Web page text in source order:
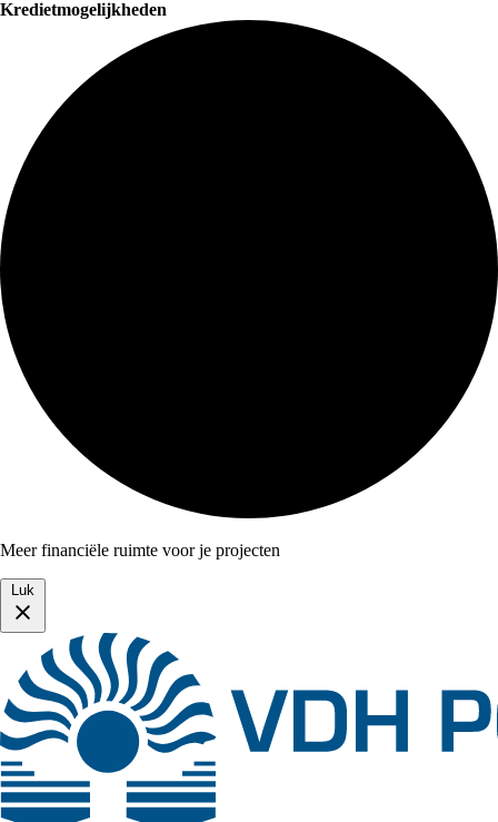
Kredietmogelijkheden
Meer financiële ruimte voor je projecten
Luk